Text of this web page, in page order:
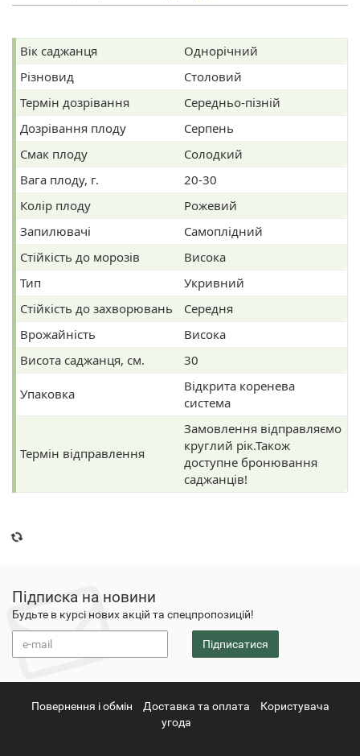
Вік саджанця
Однорічний
Різновид
Столовий
Термін дозрівання
Середньо-пізній
Дозрівання плоду
Серпень
Смак плоду
Солодкий
Вага плоду, г.
20-30
Колір плоду
Рожевий
Запилювачі
Самоплідний
Стійкість до морозів
Висока
Тип
Укривний
Стійкість до захворювань
Середня
Врожайність
Висока
Висота саджанця, см.
30
Упаковка
Відкрита коренева
система
Термін відправлення
Замовлення відправляємо
круглий рік.Також
доступне бронювання
саджанців!
Підписка на новини
Будьте в курсі нових акцій та спецпропозицій!
Підписатися
Повернення i обмін Доставка та оплата
Користувача
угода